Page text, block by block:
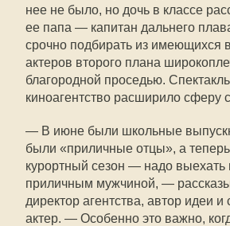
нее не было, но дочь в классе
ее папа — капитан дальнего
срочно подбирать из имеющихся
актеров второго плана
благородной проседью.
киноагентство расширило сферу
— В июне были школьные
были «приличные отцы», а
курортный сезон — надо выехать
приличным мужчиной, —
директор агентства, автор идеи
актер. — Особенно это важно,